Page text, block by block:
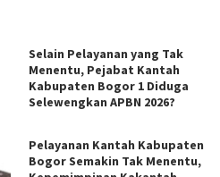
Selain Pelayanan yang Tak
Menentu, Pejabat Kantah
Kabupaten Bogor 1 Diduga
Selewengkan APBN 2026?
Pelayanan Kantah Kabupaten
Bogor Semakin Tak Menentu,